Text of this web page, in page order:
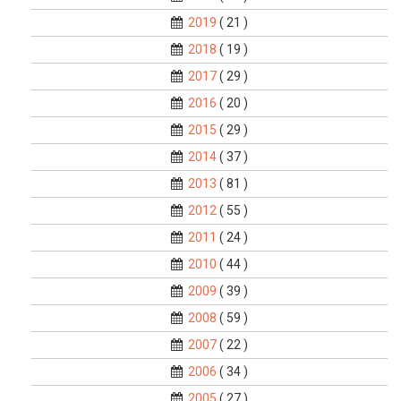
2019 ( 21 )
2018 ( 19 )
2017( 29 )
2016 ( 20 )
2015 ( 29 )
2014( 37 )
2013 ( 81 )
2012 ( 55 )
2011 ( 24 )
2010 ( 44 )
2009 ( 39 )
2008 ( 59 )
2007( 22 )
2006 ( 34 )